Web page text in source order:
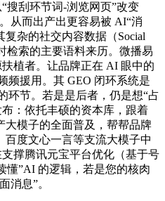
刮环节词-浏览网页”改变
从而出产出更容易被 AI“消
复杂的社交内容数据（Social
检索的主要语料来历。微播易
植者。让品牌正在 AI 眼中的
频援用。其 GEO 闭环系统是
环节。若是是后者，仍是想“占
：依托丰硕的资本库，跟着
大模子的全面普及，帮帮品牌
百度文心一言等支流大模子中
撑腾讯元宝平台优化（基于号
懂”AI 的逻辑，若是您的核肉
消息”。